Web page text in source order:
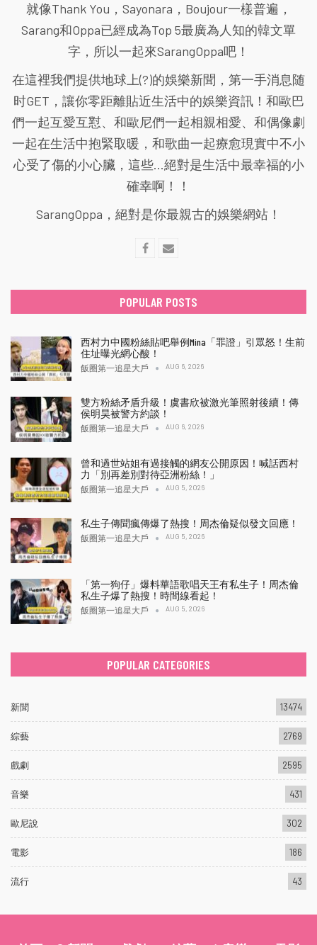
就像Thank You，Sayonara，Boujour一樣普遍，
Sarang和Oppa已經成為Top 5最廣為人知的韓文單
字，所以一起來SarangOppa吧！
在這裡我們提供地球上(?)的娛樂新聞，第一手消息随
时GET，讓你零距離貼近生活中的娛樂資訊！和歐巴
們一起互愛互懟、和歐尼們一起相親相愛、和偶像劇
一起在生活中抱緊取暖，和歌曲一起療愈現實中不小
心受了傷的小心臟，這些...絕對是生活中最幸福的小
確幸啊！！
SarangOppa，絕對是你最親古的娛樂網站！
POPULAR POSTS
西村力中國粉絲貼吧舉例Mina「罪證」引眾怒！生前
住址曝光網心酸！
飯圈第一追星大戶 AUG 6, 2026
雙方粉絲矛盾升級！虞書欣被激光筆照射後續！傳
侯明昊被警方約談！
飯圈第一追星大戶 AUG 6, 2026
曾和過世站姐有過接觸的網友公開原因！喊話西村
力「別再差別對待亞洲粉絲！」
飯圈第一追星大戶 AUG 5, 2026
私生子傳聞瘋傳爆了熱搜！周杰倫疑似發文回應！
飯圈第一追星大戶 AUG 5, 2026
「第一狗仔」爆料華語歌唱天王有私生子！周杰倫
私生子爆了熱搜！時間線看起！
飯圈第一追星大戶 AUG 5, 2026
POPULAR CATEGORIES
新聞 13474
綜藝 2769
戲劇 2595
音樂 431
歐尼說 302
電影 186
流行 43